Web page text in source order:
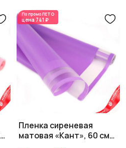
По промоЛЕТО
цена 741 ₽
Пленка сиреневая
матовая «Кант», 60 см